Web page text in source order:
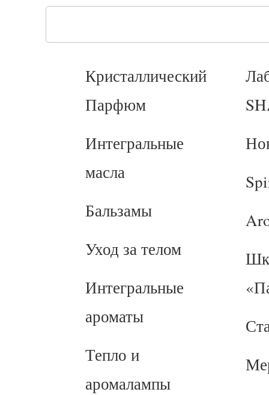
Кристаллический
Парфюм
Интегральные
масла
Бальзамы
Уход за телом
Интегральные
ароматы
Тепло и
аромалампы